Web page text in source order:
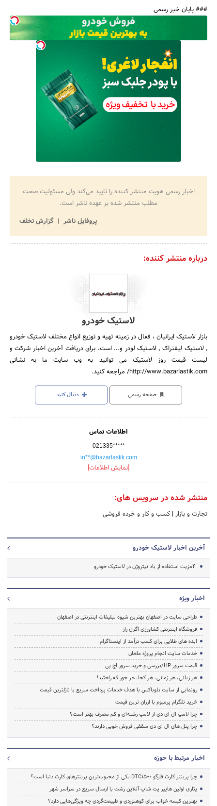
### پایان خبر رسمی
اخبار رسمی هویت منتشر کننده را تایید می‌کند ولی مسئولیت صحت
مطلب منتشر شده بر عهده ناشر است.
پروفایل ناشر
گزارش تخلف
درباره منتشر کننده:
لاستیک خودرو
بازار لاستیک ایرانیان ، فعال در زمینه تهیه و توزیع انواع مختلف لاستیک خودرو
, لاستیک لیفتراک , لاستیک لودر و... است، برای دریافت آخرین اخبار شرکت و
لیست قیمت روز لاستیک می توانید به وب سایت ما به نشانی
http://www.bazarlastik.com/ مراجعه کنید.
صفحه رسمی دنبال کنید
اطلاعات تماس
021335*****
in**@bazarlastik.com
[نمایش اطلاعات]
منتشر شده در سرویس های:
تجارت و بازار | کسب و کار و خرده فروشی
آخرین اخبار لاستیک خودرو
4مزیت استفاده از باد نیتروژن در لاستیک خودرو
اخبار ویژه
طراحی سایت در اصفهان بهترین شیوه تبلیغات اینترنتی در اصفهان
فروشگاه اینترنتی کشاورزی اگری راز
ایده های طلایی برای کسب درآمد از اینستاگرام
خدمات سایت انجام پروژه ماهان
قیمت سرور HP/بررسی و خرید سرور اچ پی
هر زبانی، هر زمانی، هر کجا، هر جور که راحتید!
رونمایی از سایت بلوباکس با هدف خدمات پرداخت سریع با نازلترین قیمت
خرید تلگرام پرمیوم با ارزان ترین قیمت
چرا لامپ ال ای دی از لامپ رشته‌ای و کم مصرف بهتر است؟
چرا پنل های ال ای دی سقفی فروش خوبی دارند؟
اخبار مرتبط با حوزه
چرا پرینتر کارت فارگو DTC1500 یکی از محبوب‌ترین پرینترهای کارت دنیا است؟
پتاری اولین هایپر پت شاپ آنلاین رشت با ارسال سریع در سراسر شهر
بهترین کیسه خواب برای کوهنوردی و طبیعت‌گردی چه ویژگی‌هایی دارد؟